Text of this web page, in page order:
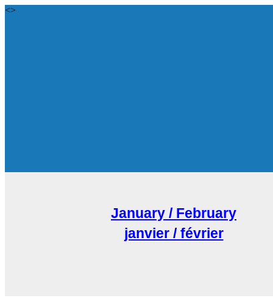
<>
January / February
janvier / février